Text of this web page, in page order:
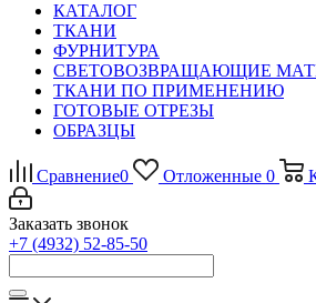
КАТАЛОГ
ТКАНИ
ФУРНИТУРА
СВЕТОВОЗВРАЩАЮЩИЕ
ТКАНИ ПО ПРИМЕНЕНИЮ
ГОТОВЫЕ ОТРЕЗЫ
ОБРАЗЦЫ
Сравнение0 Отложенные 0
Заказать звонок
+7 (4932) 52-85-50